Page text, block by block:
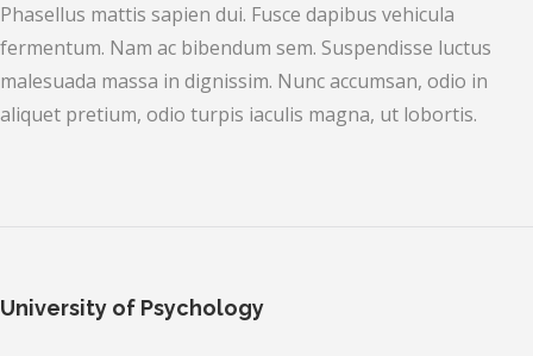
Phasellus mattis sapien dui. Fusce dapibus vehicula
fermentum. Nam ac bibendum sem. Suspendisse luctus
malesuada massa in dignissim. Nunc accumsan, odio in
aliquet pretium, odio turpis iaculis magna, ut lobortis.
University of Psychology